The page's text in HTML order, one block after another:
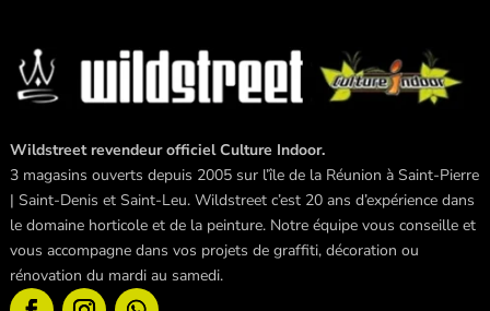
Wildstreet revendeur officiel Culture Indoor.
3 magasins ouverts depuis 2005 sur l’île de la Réunion à Saint-Pierre
| Saint-Denis et Saint-Leu. Wildstreet c’est 20 ans d’expérience dans
le domaine horticole et de la peinture. Notre équipe vous conseille et
vous accompagne dans vos projets de graffiti, décoration ou
rénovation du mardi au samedi.